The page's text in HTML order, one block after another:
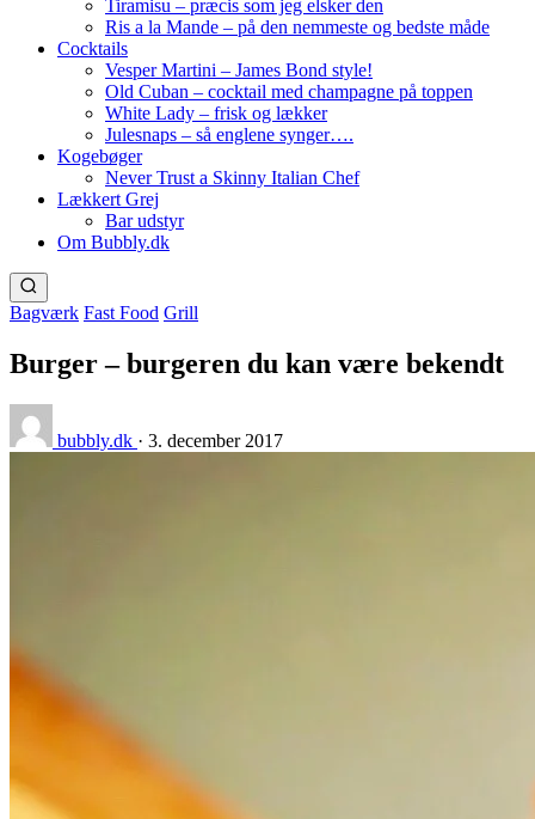
Tiramisu – præcis som jeg elsker den
Ris a la Mande – på den nemmeste og bedste måde
Cocktails
Vesper Martini – James Bond style!
Old Cuban – cocktail med champagne på toppen
White Lady – frisk og lækker
Julesnaps – så englene synger….
Kogebøger
Never Trust a Skinny Italian Chef
Lækkert Grej
Bar udstyr
Om Bubbly.dk
Bagværk Fast Food Grill
Burger – burgeren du kan være bekendt
bubbly.dk · 3. december 2017